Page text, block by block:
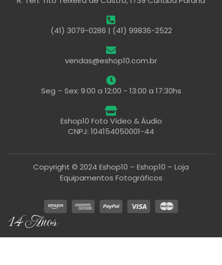
(41) 3079-0286 | (41) 99836-2522
vendas@eshop10.com.br
Seg – Sex: 9:00 a 12:00 - 13:00 a 17:30hs
Eshop10 Foto Vídeo & Áudio
CNPJ: 104154050001-44
Copyright © 2024 Eshop10 – Eshop10 – Loja
Equipamentos Fotográficos
14 Anos